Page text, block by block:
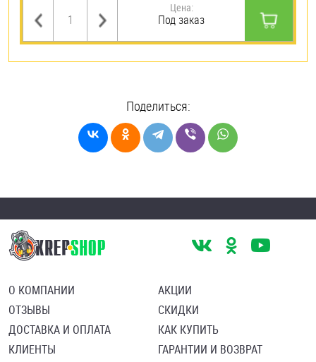
Цена:
Под заказ
Поделиться:
О КОМПАНИИ
ОТЗЫВЫ
ДОСТАВКА И ОПЛАТА
КЛИЕНТЫ
АКЦИИ
СКИДКИ
КАК КУПИТЬ
ГАРАНТИИ И ВОЗВРАТ